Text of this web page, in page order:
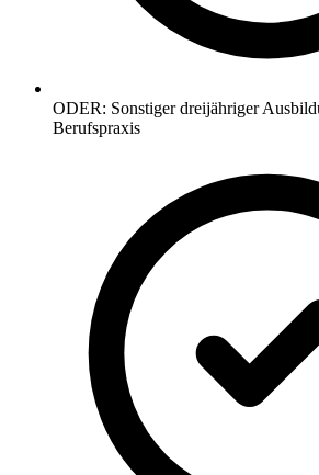
ODER: Sonstiger dreijähriger
Berufspraxis